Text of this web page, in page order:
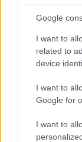
Google
I want to
related to
device
I want to
Google for
I want to